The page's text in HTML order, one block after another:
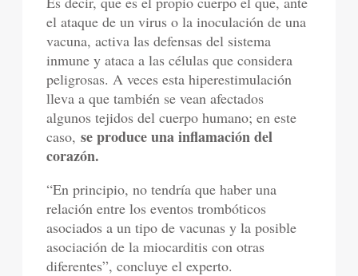
el ataque de un virus o la inoculación de una
vacuna, activa las defensas del sistema
inmune y ataca a las células que considera
peligrosas. A veces esta hiperestimulación
lleva a que también se vean afectados
algunos tejidos del cuerpo humano; en este
caso,se produce una inflamación del
corazón.
“En principio, no tendría que haber una
relación entre los eventos trombóticos
asociados a un tipo de vacunas y la posible
asociación de la miocarditis con otras
diferentes”, concluye el experto.